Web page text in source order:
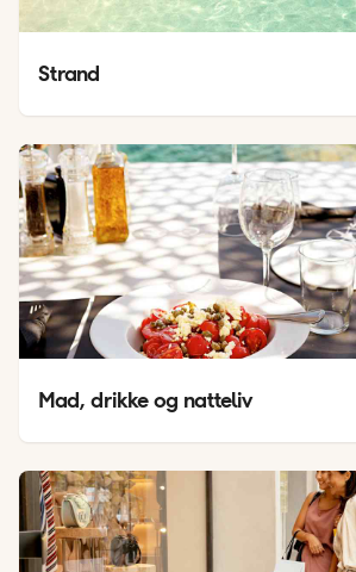
Strand
Mad, drikke og natteliv